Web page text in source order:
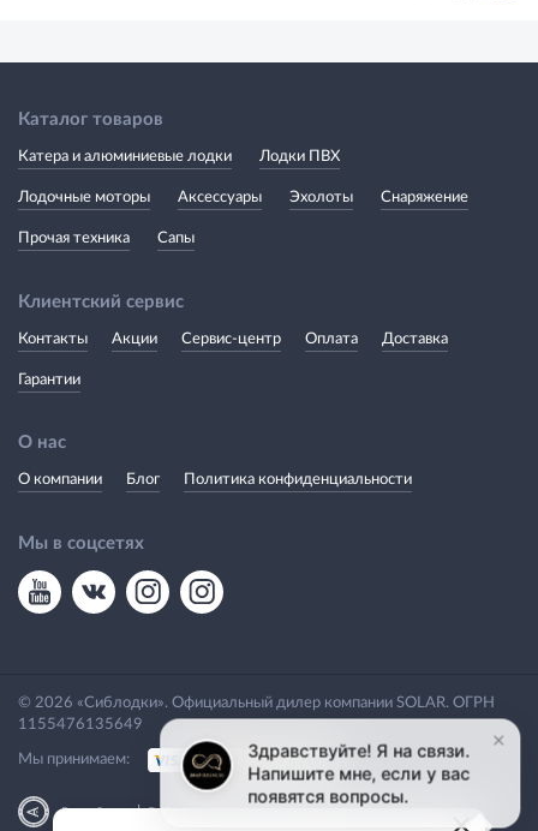
Каталог товаров
Катера и алюминиевые лодки Лодки ПВХ
Лодочные моторы Аксессуары Эхолоты Снаряжение
Прочая техника Сапы
Клиентский сервис
Контакты Акции Сервис-центр Оплата Доставка
Гарантии
О нас
О компании Блог Политика конфиденциальности
Мы в соцсетях
© 2026 «Сиблодки». Официальный дилер компании SOLAR. ОГРН
1155476135649
Мы принимаем:
Разработка|Веб-аналитика